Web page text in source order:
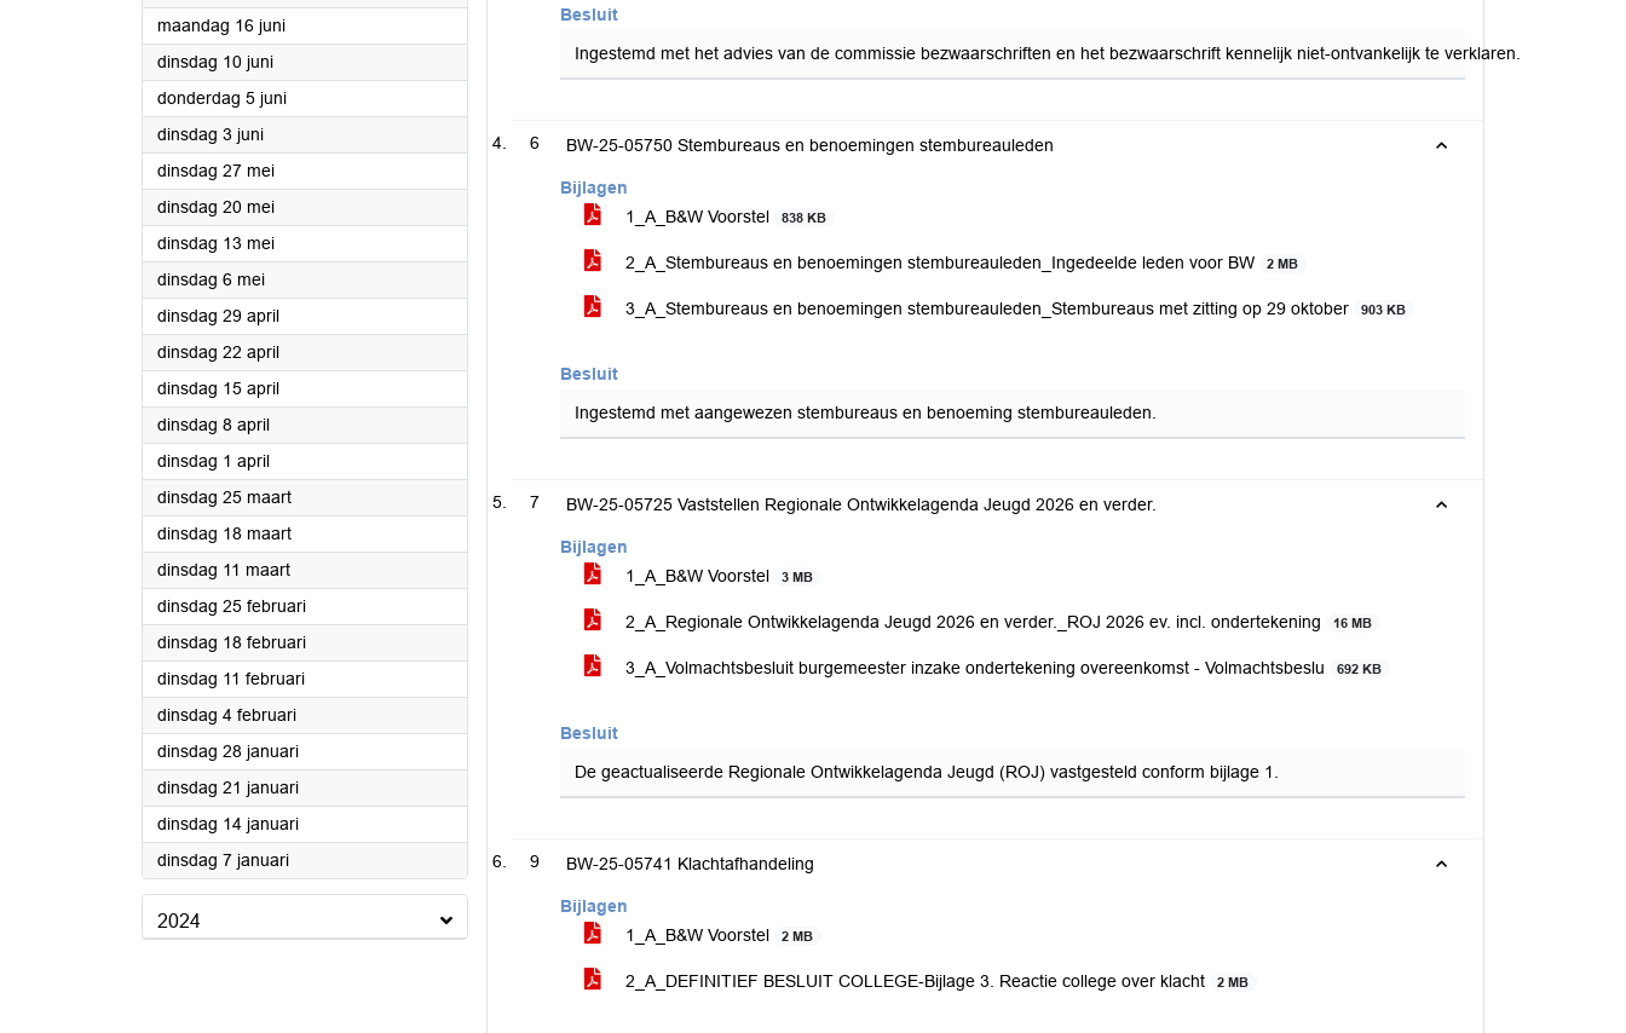
maandag 16 juni2025
dinsdag 10 juni2025
donderdag 5 juni2025
dinsdag 3 juni2025
dinsdag 27 mei2025
dinsdag 20 mei2025
dinsdag 13 mei2025
dinsdag 6 mei2025
dinsdag 29 april2025
dinsdag 22 april2025
dinsdag 15 april2025
dinsdag 8 april2025
dinsdag 1 april2025
dinsdag 25 maart2025
dinsdag 18 maart2025
dinsdag 11 maart2025
dinsdag 25 februari2025
dinsdag 18 februari2025
dinsdag 11 februari2025
dinsdag 4 februari2025
dinsdag 28 januari2025
dinsdag 21 januari2025
dinsdag 14 januari2025
dinsdag 7 januari2025
2024
Besluit
Ingestemd met het advies van de commissie bezwaarschriften en het bezwaarschrift kennelijk niet-ontvankelijk te verklaren.
6 BW-25-05750 Stembureaus en benoemingen stembureauleden
Bijlagen
1_A_B&W Voorstel
838 KB
2_A_Stembureaus en benoemingen stembureauleden_Ingedeelde leden voor BW 2 MB
3_A_Stembureaus en benoemingen stembureauleden_Stembureaus met zitting op 29 oktober 903 KB
Besluit
Ingestemd met aangewezen stembureaus en benoeming stembureauleden.
7 BW-25-05725 Vaststellen Regionale Ontwikkelagenda Jeugd 2026 en verder.
Bijlagen
1_A_B&W Voorstel
3 MB
2_A_Regionale Ontwikkelagenda Jeugd 2026 en verder._ROJ 2026 ev. incl. ondertekening 16 MB
3_A_Volmachtsbesluit burgemeester inzake ondertekening overeenkomst - Volmachtsbeslu 692 KB
Besluit
De geactualiseerde Regionale Ontwikkelagenda Jeugd (ROJ) vastgesteld conform bijlage 1.
9 BW-25-05741 Klachtafhandeling
Bijlagen
1_A_B&W Voorstel
2 MB
2_A_DEFINITIEF BESLUIT COLLEGE-Bijlage 3. Reactie college over klacht 2 MB